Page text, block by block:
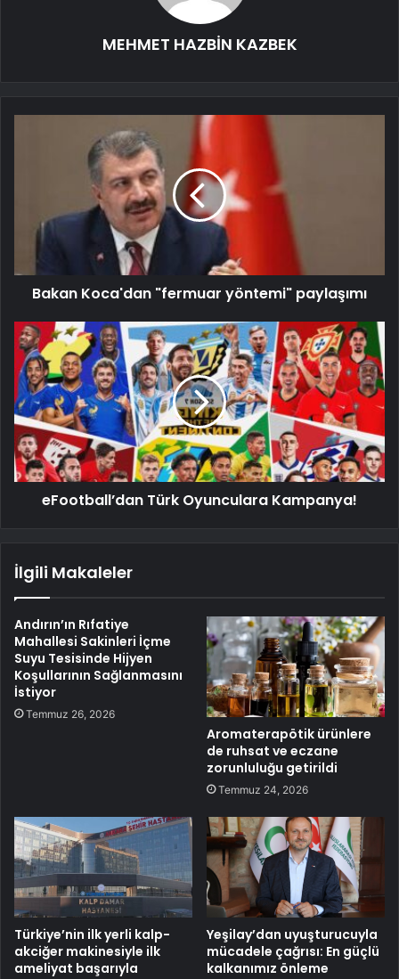
MEHMET HAZBİN KAZBEK
Bakan Koca'dan "fermuar yöntemi" paylaşımı
eFootball’dan Türk Oyunculara Kampanya!
İlgili Makaleler
Andırın’ın Rıfatiye
Mahallesi Sakinleri İçme
Suyu Tesisinde Hijyen
Koşullarının Sağlanmasını
İstiyor
Temmuz 26, 2026
Aromaterapötik ürünlere
de ruhsat ve eczane
zorunluluğu getirildi
Temmuz 24, 2026
Türkiye’nin ilk yerli kalp-
akciğer makinesiyle ilk
ameliyat başarıyla
Yeşilay’dan uyuşturucuyla
mücadele çağrısı: En güçlü
kalkanımız önleme